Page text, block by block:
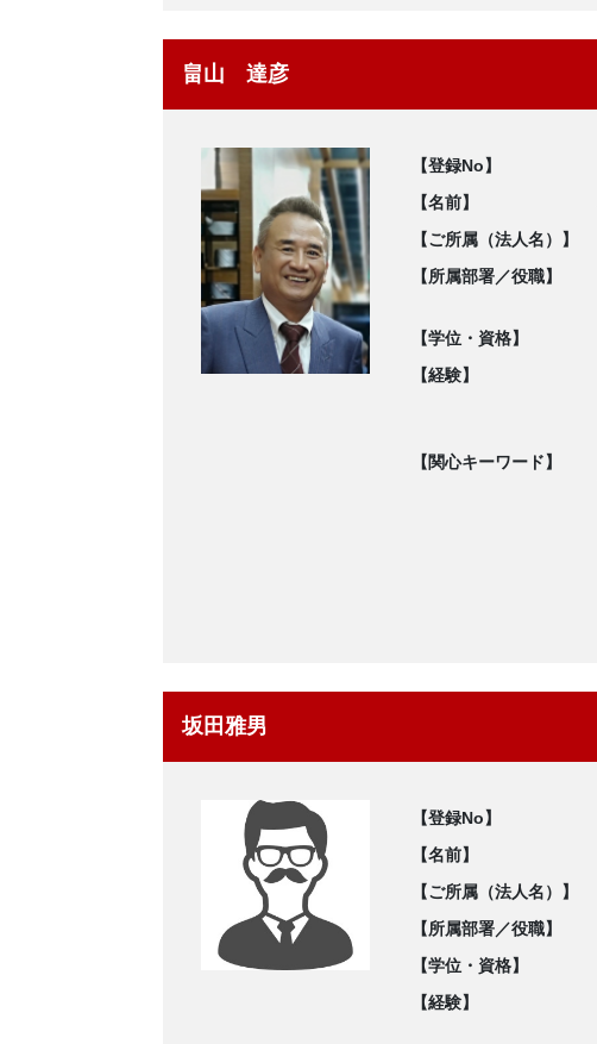
畠山 達彦
【登録No】
【名前】
【ご所属（法人名）】
【所属部署／役職】
【学位・資格】
【経験】
【関心キーワード】
坂田雅男
【登録No】
【名前】
【ご所属（法人名）】
【所属部署／役職】
【学位・資格】
【経験】